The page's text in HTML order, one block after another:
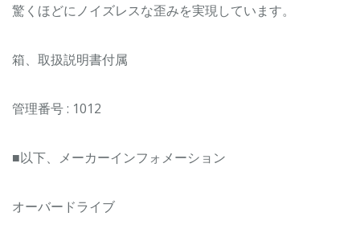
驚くほどにノイズレスな歪みを実現しています。
箱、取扱説明書付属
管理番号 : 1012
■以下、メーカーインフォメーション
オーバードライブ